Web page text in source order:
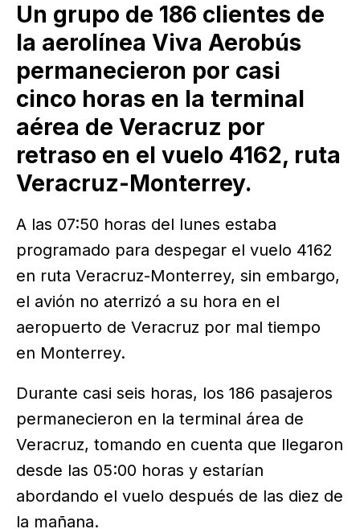
Un grupo de 186 clientes de
la aerolínea Viva Aerobús
permanecieron por casi
cinco horas en la terminal
aérea de Veracruz por
retraso en el vuelo 4162, ruta
Veracruz-Monterrey.
A las 07:50 horas del lunes estaba
programado para despegar el vuelo 4162
en ruta Veracruz-Monterrey, sin embargo,
el avión no aterrizó a su hora en el
aeropuerto de Veracruz por mal tiempo
en Monterrey.
Durante casi seis horas, los 186 pasajeros
permanecieron en la terminal área de
Veracruz, tomando en cuenta que llegaron
desde las 05:00 horas y estarían
abordando el vuelo después de las diez de
la mañana.